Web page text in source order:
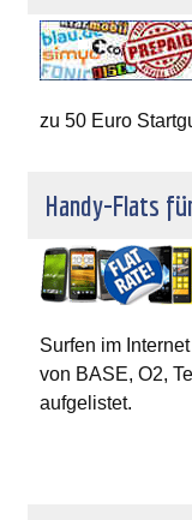
zu 50 Euro
Handy-Flats
Surfen im
von BASE, O2,
aufgelistet.